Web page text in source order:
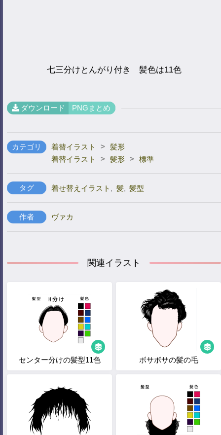
七三分けとんがり付き 髪色は11色
ダウンロード PNGまとめ
カテゴリ 着替イラスト > 髪形
着替イラスト
> 髪形 > 標準
タグ 着せ替えイラスト , 髪, 髪型
作者 ヴァカ
関連イラスト
センター分けの髪型11色 ボサボサの髪の毛